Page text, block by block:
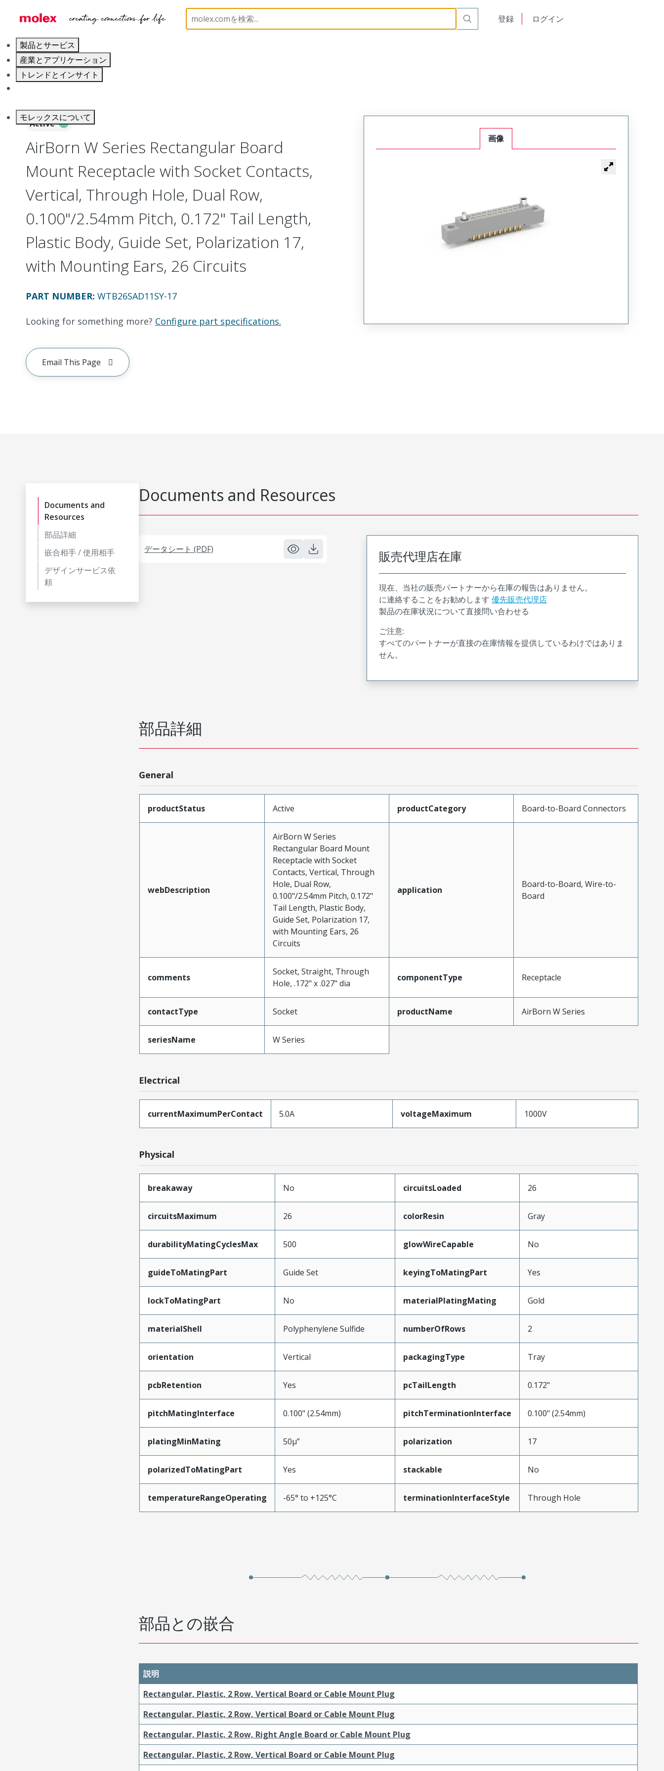
登録 ログイン
製品とサービス
産業とアプリケーション
トレンドとインサイト
モレックスについて
Board-to-Board Connectors Rectangular, Plastic, 2 Row, Vertical/Right Angle Board or Cable Mount Receptacle
Active
AirBorn W Series Rectangular Board
Mount Receptacle with Socket Contacts,
Vertical, Through Hole, Dual Row,
0.100"/2.54mm Pitch, 0.172" Tail Length,
Plastic Body, Guide Set, Polarization 17,
with Mounting Ears, 26 Circuits
PART NUMBER: WTB26SAD11SY-17
Looking for something more? Configure part specifications.
Email This Page
画像
Documents and
Resources
部品詳細
嵌合相手 / 使用相手
デザインサービス依
頼
Documents and Resources
データシート (PDF) 販売代理店在庫
現在、当社の販売パートナーから在庫の報告はありません。
に連絡することをお勧めします 優先販売代理店
製品の在庫状況について直接問い合わせる
ご注意:
すべてのパートナーが直接の在庫情報を提供しているわけではありま
せん。
部品詳細
General
productStatus Active productCategory Board-to-Board Connectors
webDescription
AirBorn W Series
Rectangular Board Mount
Receptacle with Socket
Contacts, Vertical, Through
Hole, Dual Row,
0.100"/2.54mm Pitch, 0.172"
Tail Length, Plastic Body,
Guide Set, Polarization 17,
with Mounting Ears, 26
Circuits
application
Board-to-Board, Wire-to-
Board
comments
Socket, Straight, Through
Hole, .172" x .027" dia
componentType Receptacle
contactType Socket productName AirBorn W Series
seriesName W Series
Electrical
currentMaximumPerContact 5.0A voltageMaximum 1000V
Physical
breakaway No circuitsLoaded 26
circuitsMaximum 26 colorResin Gray
durabilityMatingCyclesMax 500 glowWireCapable No
guideToMatingPart Guide Set keyingToMatingPart Yes
lockToMatingPart No materialPlatingMating Gold
materialShell Polyphenylene Sulfide numberOfRows 2
orientation Vertical packagingType Tray
pcbRetention Yes pcTailLength 0.172"
pitchMatingInterface 0.100" (2.54mm) pitchTerminationInterface 0.100" (2.54mm)
platingMinMating 50µ” polarization 17
polarizedToMatingPart Yes stackable No
temperatureRangeOperating -65° to +125°C terminationInterfaceStyle Through Hole
部品との嵌合
説明
Rectangular, Plastic, 2 Row, Vertical Board or Cable Mount Plug
Rectangular, Plastic, 2 Row, Vertical Board or Cable Mount Plug
Rectangular, Plastic, 2 Row, Right Angle Board or Cable Mount Plug
Rectangular, Plastic, 2 Row, Vertical Board or Cable Mount Plug